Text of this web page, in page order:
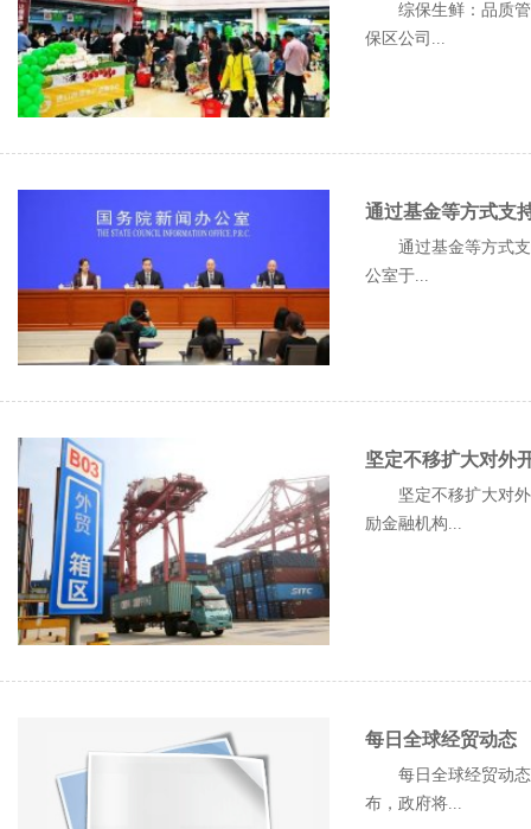
综保生鲜：品质
保区公司...
通过基金等方式支
通过基金等方式
公室于...
坚定不移扩大对外
坚定不移扩大对
励金融机构...
每日全球经贸动态
每日全球经贸动
布，政府将...